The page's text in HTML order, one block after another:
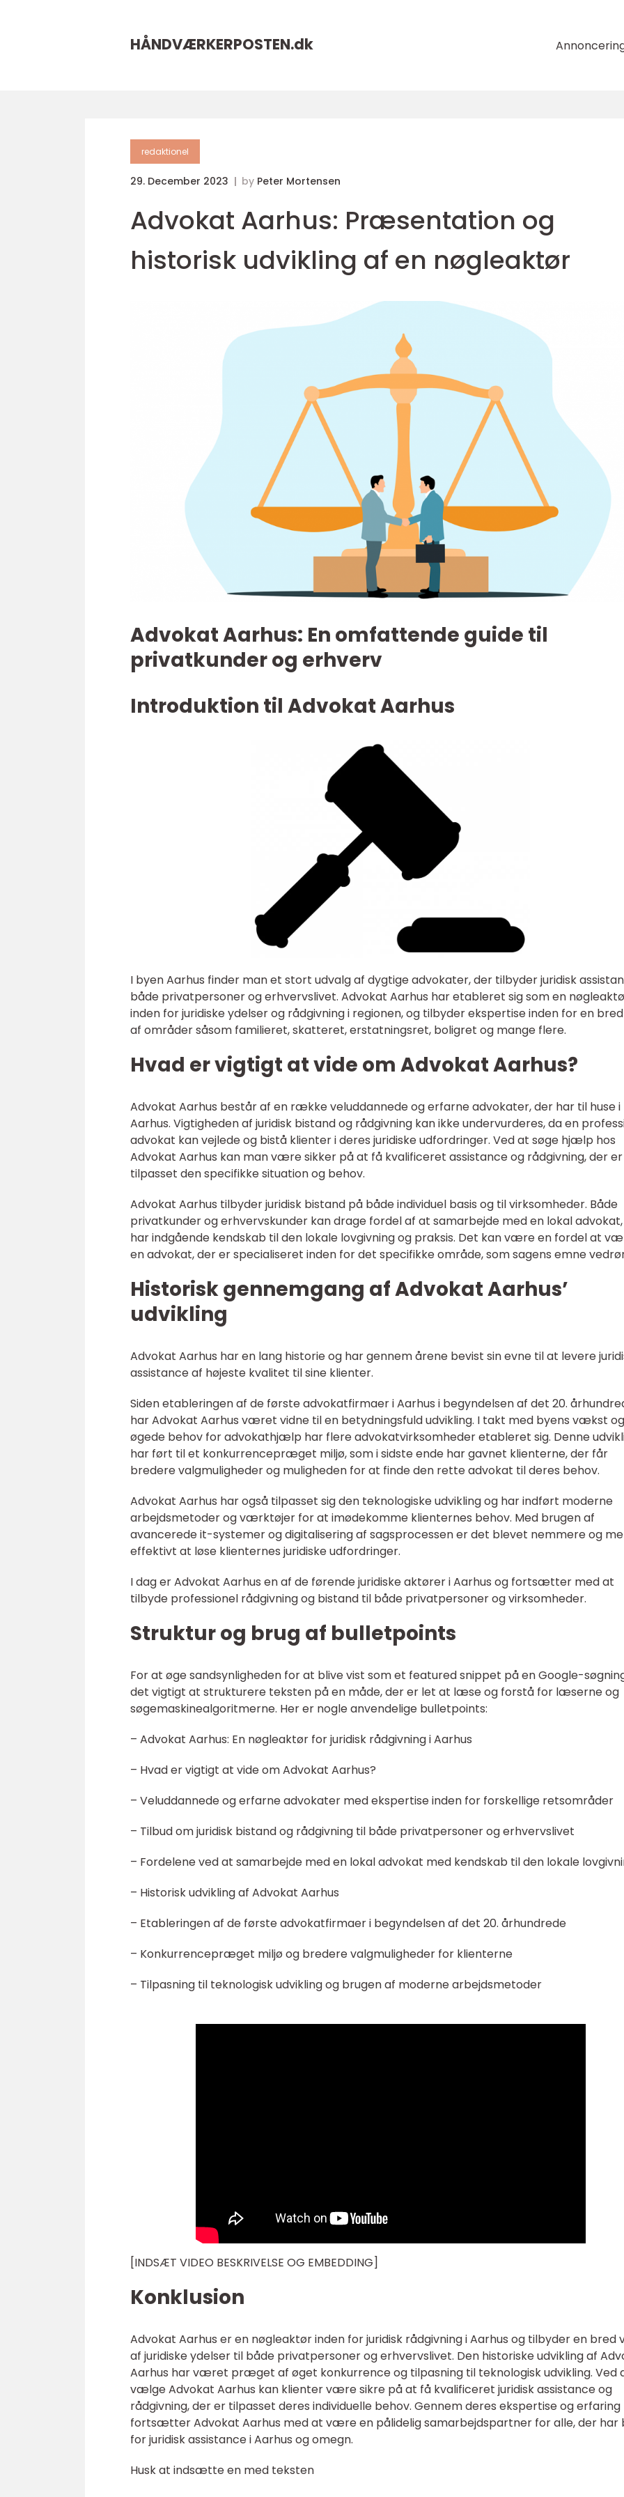
HÅNDVÆRKERPOSTEN.dk
redaktionel
29. December 2023 by Peter Mortensen
Advokat Aarhus: Præsentation og
historisk udvikling af en nøgleaktør
Advokat Aarhus: En omfattende guide til
privatkunder og erhverv
Introduktion til Advokat Aarhus
I byen Aarhus finder man et stort udvalg af dygtige advokater, der tilbyder juridisk
både privatpersoner og erhvervslivet. Advokat Aarhus har etableret sig som en
inden for juridiske ydelser og rådgivning i regionen, og tilbyder ekspertise inden for en
af områder såsom familieret, skatteret, erstatningsret, boligret og mange flere.
Hvad er vigtigt at vide om Advokat Aarhus?
Advokat Aarhus består af en række veluddannede og erfarne advokater, der har til huse i
Aarhus. Vigtigheden af juridisk bistand og rådgivning kan ikke undervurderes, da en
advokat kan vejlede og bistå klienter i deres juridiske udfordringer. Ved at søge hjælp hos
Advokat Aarhus kan man være sikker på at få kvalificeret assistance og rådgivning, der er
tilpasset den specifikke situation og behov.
Advokat Aarhus tilbyder juridisk bistand på både individuel basis og til virksomheder. Både
privatkunder og erhvervskunder kan drage fordel af at samarbejde med en lokal
har indgående kendskab til den lokale lovgivning og praksis. Det kan være en fordel at
en advokat, der er specialiseret inden for det specifikke område, som sagens emne
Historisk gennemgang af Advokat Aarhus’
udvikling
Advokat Aarhus har en lang historie og har gennem årene bevist sin evne til at levere
assistance af højeste kvalitet til sine klienter.
Siden etableringen af de første advokatfirmaer i Aarhus i begyndelsen af det 20.
har Advokat Aarhus været vidne til en betydningsfuld udvikling. I takt med byens vækst og
øgede behov for advokathjælp har flere advokatvirksomheder etableret sig. Denne
har ført til et konkurrencepræget miljø, som i sidste ende har gavnet klienterne, der får
bredere valgmuligheder og muligheden for at finde den rette advokat til deres behov.
Advokat Aarhus har også tilpasset sig den teknologiske udvikling og har indført moderne
arbejdsmetoder og værktøjer for at imødekomme klienternes behov. Med brugen af
avancerede it-systemer og digitalisering af sagsprocessen er det blevet nemmere og
effektivt at løse klienternes juridiske udfordringer.
I dag er Advokat Aarhus en af de førende juridiske aktører i Aarhus og fortsætter med at
tilbyde professionel rådgivning og bistand til både privatpersoner og virksomheder.
Struktur og brug af bulletpoints
For at øge sandsynligheden for at blive vist som et featured snippet på en Google-
det vigtigt at strukturere teksten på en måde, der er let at læse og forstå for læserne og
søgemaskinealgoritmerne. Her er nogle anvendelige bulletpoints:
– Advokat Aarhus: En nøgleaktør for juridisk rådgivning i Aarhus
– Hvad er vigtigt at vide om Advokat Aarhus?
– Veluddannede og erfarne advokater med ekspertise inden for forskellige retsområder
– Tilbud om juridisk bistand og rådgivning til både privatpersoner og erhvervslivet
– Fordelene ved at samarbejde med en lokal advokat med kendskab til den lokale
– Historisk udvikling af Advokat Aarhus
– Etableringen af de første advokatfirmaer i begyndelsen af det 20. århundrede
– Konkurrencepræget miljø og bredere valgmuligheder for klienterne
– Tilpasning til teknologisk udvikling og brugen af moderne arbejdsmetoder
[INDSÆT VIDEO BESKRIVELSE OG EMBEDDING]
Konklusion
Advokat Aarhus er en nøgleaktør inden for juridisk rådgivning i Aarhus og tilbyder en bred
af juridiske ydelser til både privatpersoner og erhvervslivet. Den historiske udvikling af
Aarhus har været præget af øget konkurrence og tilpasning til teknologisk udvikling. Ved
vælge Advokat Aarhus kan klienter være sikre på at få kvalificeret juridisk assistance og
rådgivning, der er tilpasset deres individuelle behov. Gennem deres ekspertise og erfaring
fortsætter Advokat Aarhus med at være en pålidelig samarbejdspartner for alle, der har
for juridisk assistance i Aarhus og omegn.
Husk at indsætte en med teksten